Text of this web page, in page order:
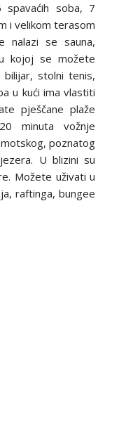
spavaćih soba, 7
i velikom terasom
nalazi se sauna,
kojoj se možete
stolni tenis,
u kući ima vlastiti
pješčane plaže
minuta vožnje
poznatog
U blizini su
Možete uživati u
raftinga, bungee